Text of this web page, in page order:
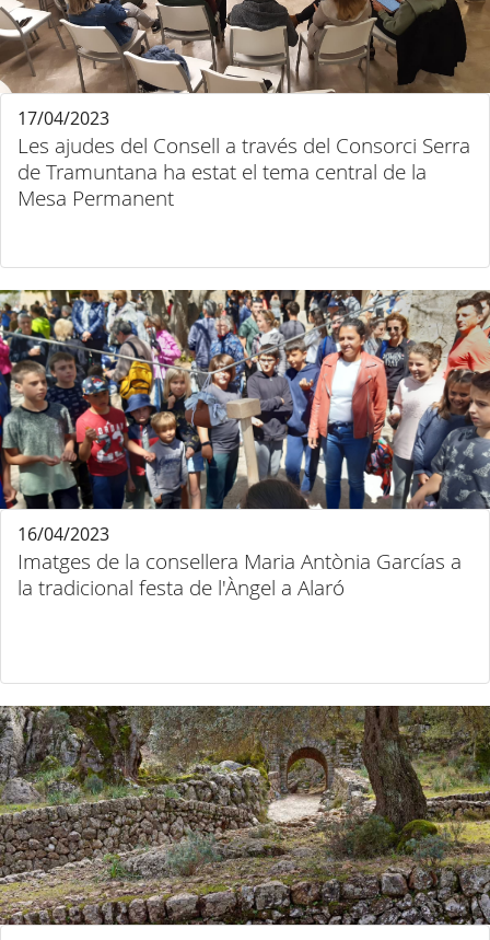
Les ajudes del Consell a través del Consorci Serra
de Tramuntana ha estat el tema central de la
Mesa Permanent
17/04/2023
Imatges de la consellera Maria Antònia Garcías a
la tradicional festa de l'Àngel a Alaró
16/04/2023